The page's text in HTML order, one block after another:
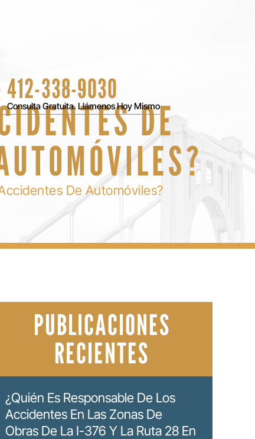
412-338-9030
Consulta Gratuita. Llámenos Hoy Mismo
DE
De Automóviles?
PUBLICACIONES
RECIENTES
¿Quién Es Responsable De Los
Accidentes En Las Zonas De
Obras De La I-376 Y La Ruta 28 En